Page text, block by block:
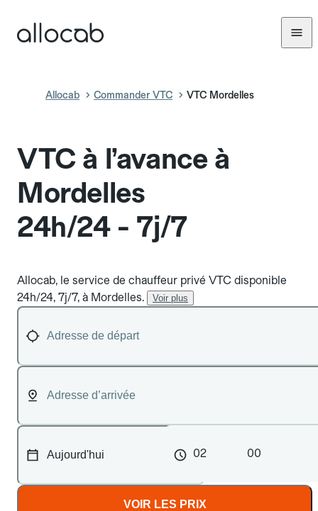
Allocab Commander VTC VTC Mordelles
VTC à l’avance à
Mordelles
24h/24 - 7j/7
Allocab, le service de chauffeur privé VTC disponible
24h/24, 7j/7, à Mordelles.
Voir plus
02 00
VOIR LES PRIX